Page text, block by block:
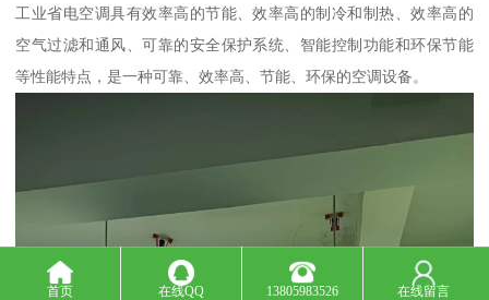
工业省电空调具有效率高的节能、效率高的制冷和制热、效率高的
空气过滤和通风、可靠的安全保护系统、智能控制功能和环保节能
等性能特点，是一种可靠、效率高、节能、环保的空调设备。
首页 在线QQ 13805983526 在线留言